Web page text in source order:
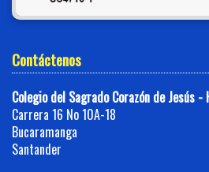
Contáctenos
Colegio del Sagrado Corazón de Jesús
Carrera 16 No 10A-18
Bucaramanga
Santander